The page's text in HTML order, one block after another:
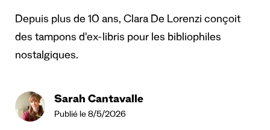
Depuis plus de 10 ans, Clara De Lorenzi conçoit
des tampons d'ex-libris pour les bibliophiles
nostalgiques.
Sarah Cantavalle
Publié le 8/5/2026